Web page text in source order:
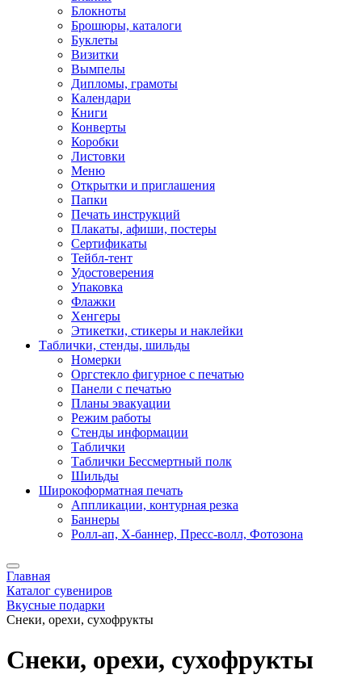
Блокноты
Брошюры, каталоги
Буклеты
Визитки
Вымпелы
Дипломы, грамоты
Календари
Книги
Конверты
Коробки
Листовки
Меню
Открытки и приглашения
Папки
Печать инструкций
Плакаты, афиши, постеры
Сертификаты
Тейбл-тент
Удостоверения
Упаковка
Флажки
Хенгеры
Этикетки, стикеры и наклейки
Таблички, стенды, шильды
Номерки
Оргстекло фигурное с печатью
Панели с печатью
Планы эвакуации
Режим работы
Стенды информации
Таблички
Таблички Бессмертный полк
Шильды
Широкоформатная печать
Аппликации, контурная резка
Баннеры
Ролл-ап, X-баннер, Пресс-волл, Фотозона
Главная
Каталог сувениров
Вкусные подарки
Снеки, орехи, сухофрукты
Снеки, орехи, сухофрукты